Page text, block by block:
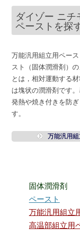
ダイゾー ニチ
ペーストを探
万能汎用組立用ペー
スト（固体潤滑剤）
とは，相対運動する
は塊状の潤滑剤です
発熱や焼き付きを防
す。
万能汎用
固体潤滑剤
ペースト
万能汎用組立
高温部組立用